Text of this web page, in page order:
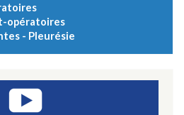
opératoires
- Pleurésie